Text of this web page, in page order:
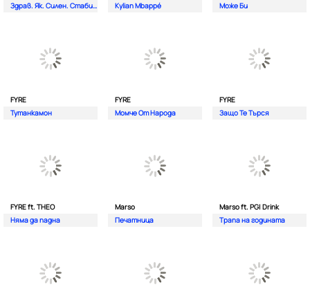
Здрав. Як. Силен. Стабилен.
Kylian Mbappé
Може Би
FYRE
Тутанкамон
FYRE
Момче От Народа
FYRE
Защо Те Търся
FYRE ft. THEO
Няма да падна
Marso
Печатница
Marso ft. PG| Drink
Трапа на годината